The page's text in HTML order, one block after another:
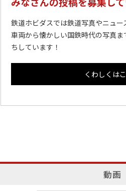
鉄道ホビダスでは鉄道写真やニュ
車両から懐かしい国鉄時代の写真
ちしています！
くわしくは
動画